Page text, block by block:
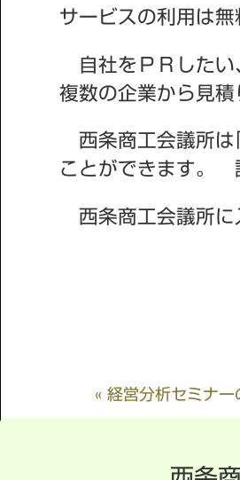
サービスの利用は無
自社をＰＲしたい
複数の企業から見
西条商工会議所は
ことができます
西条商工会議所に
« 経営分析セミナ